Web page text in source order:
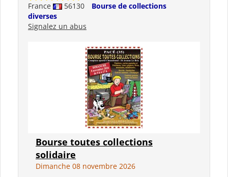
France 56130
Bourse de collections
diverses
Signalez un abus
Bourse toutes collections
solidaire
Dimanche 08 novembre 2026